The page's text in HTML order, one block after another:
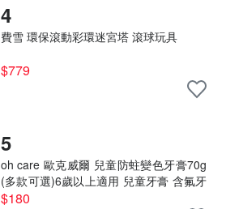
4
費雪 環保滾動彩環迷宮塔 滾球玩具
$779
5
oh care 歐克威爾 兒童防蛀變色牙膏70g
(多款可選)6歲以上適用 兒童牙膏 含氟牙
膏 牙醫推薦
$180